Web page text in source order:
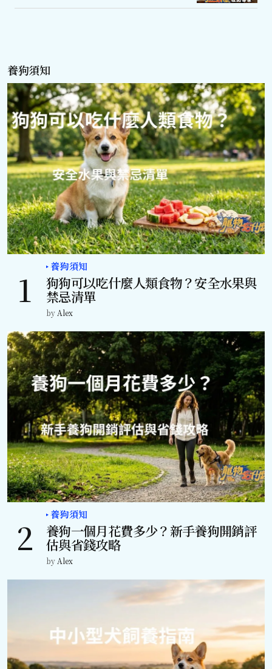
養狗須知
養狗須知
狗狗可以吃什麼人類食物？安全水果與
禁忌清單
by Alex
養狗須知
養狗一個月花費多少？新手養狗開銷評
估與省錢攻略
by Alex